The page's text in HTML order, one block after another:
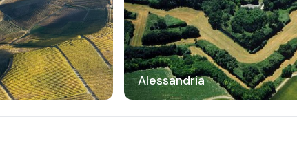
Alessandria